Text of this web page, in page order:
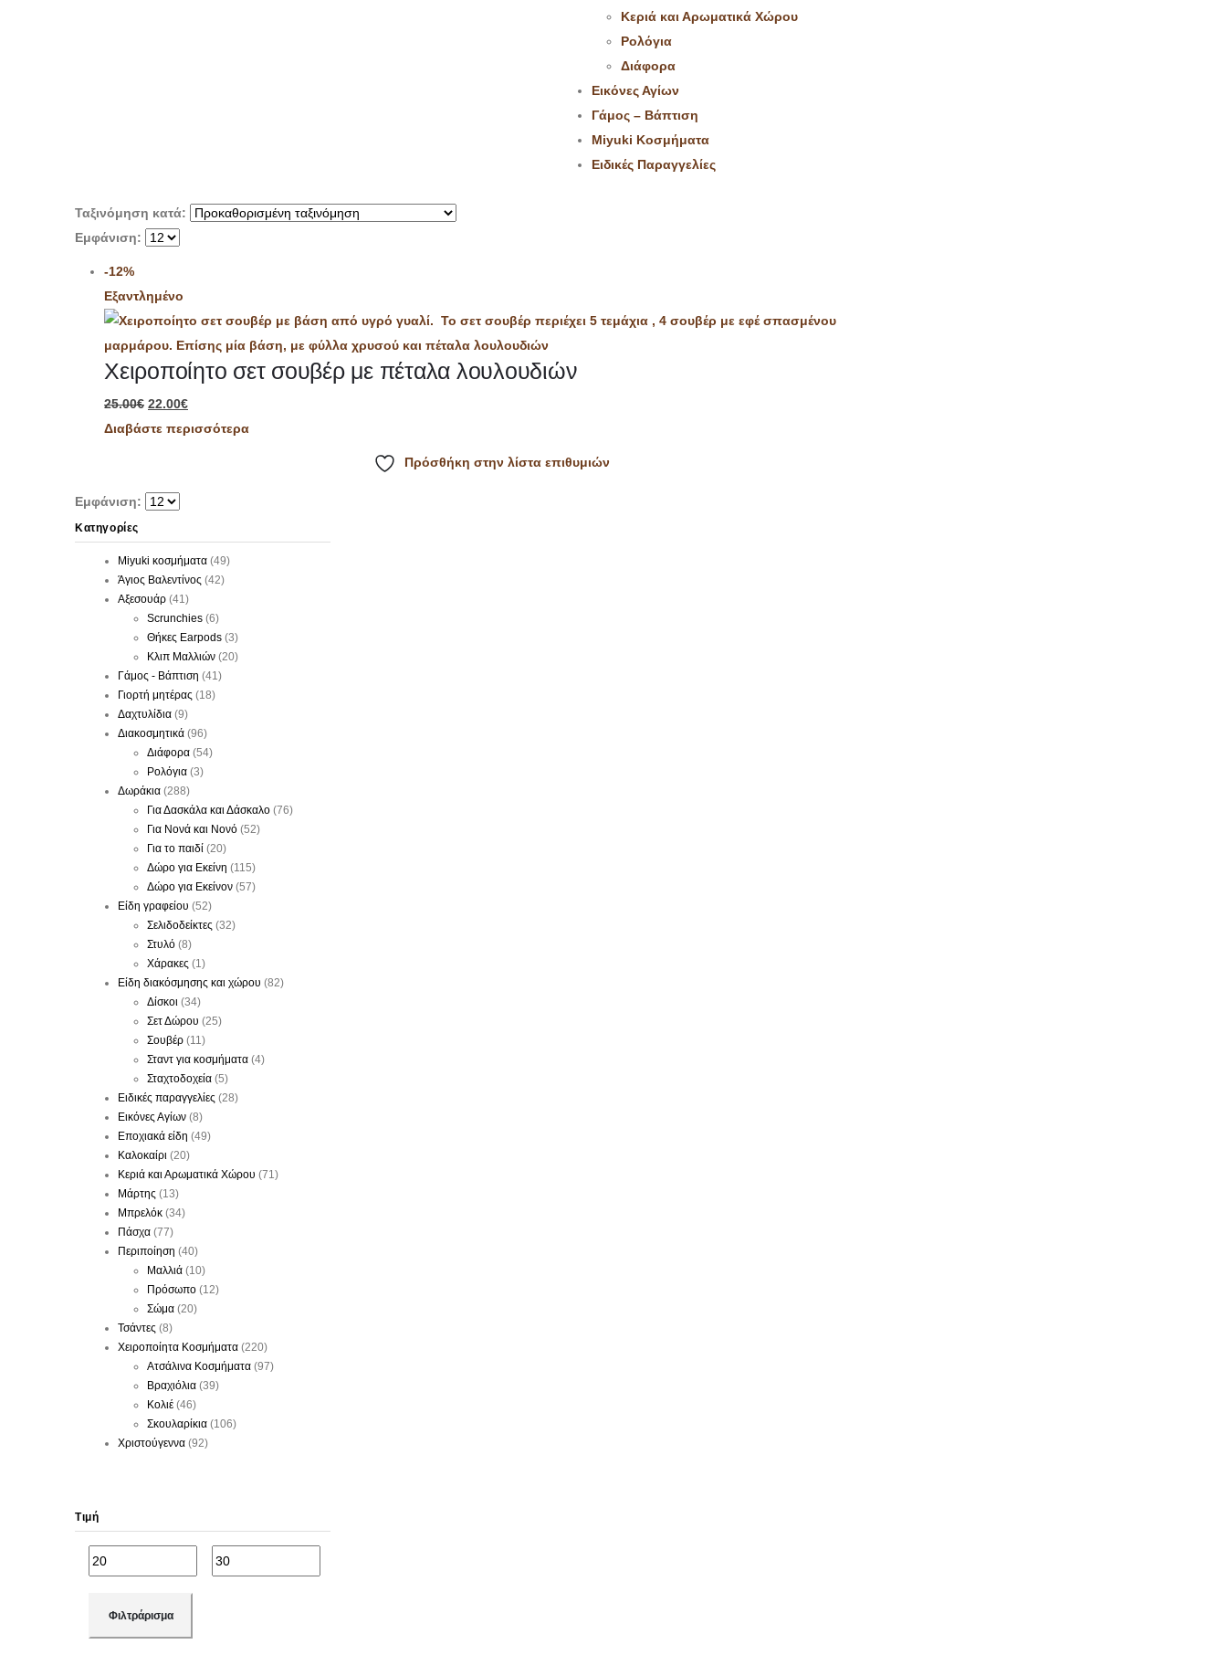
Κεριά και Αρωματικά Χώρου
Ρολόγια
Διάφορα
Εικόνες Αγίων
Γάμος – Βάπτιση
Miyuki Κοσμήματα
Ειδικές Παραγγελίες
Ταξινόμηση κατά:
Εμφάνιση:
-12%
Εξαντλημένο
Χειροποίητο σετ σουβέρ με πέταλα λουλουδιών
25.00€ 22.00€
Διαβάστε περισσότερα
Πρόσθήκη στην λίστα επιθυμιών
Εμφάνιση:
Κατηγορίες
Miyuki κοσμήματα (49)
Άγιος Βαλεντίνος (42)
Αξεσουάρ (41)
Scrunchies (6)
Θήκες Earpods (3)
Κλιπ Μαλλιών (20)
Γάμος - Βάπτιση (41)
Γιορτή μητέρας (18)
Δαχτυλίδια (9)
Διακοσμητικά (96)
Διάφορα (54)
Ρολόγια (3)
Δωράκια (288)
Για Δασκάλα και Δάσκαλο (76)
Για Νονά και Νονό (52)
Για το παιδί (20)
Δώρο για Εκείνη (115)
Δώρο για Εκείνον (57)
Είδη γραφείου (52)
Σελιδοδείκτες (32)
Στυλό (8)
Χάρακες (1)
Είδη διακόσμησης και χώρου (82)
Δίσκοι (34)
Σετ Δώρου (25)
Σουβέρ (11)
Σταντ για κοσμήματα (4)
Σταχτοδοχεία (5)
Ειδικές παραγγελίες (28)
Εικόνες Αγίων (8)
Εποχιακά είδη (49)
Καλοκαίρι (20)
Κεριά και Αρωματικά Χώρου (71)
Μάρτης (13)
Μπρελόκ (34)
Πάσχα (77)
Περιποίηση (40)
Μαλλιά (10)
Πρόσωπο (12)
Σώμα (20)
Τσάντες (8)
Χειροποίητα Κοσμήματα (220)
Ατσάλινα Κοσμήματα (97)
Βραχιόλια (39)
Κολιέ (46)
Σκουλαρίκια (106)
Χριστούγεννα (92)
Τιμή
Φιλτράρισμα